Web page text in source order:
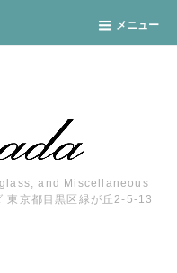
メニュー
and Miscellaneous
東京都目黒区緑が丘2-5-13